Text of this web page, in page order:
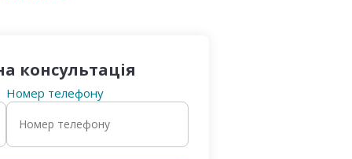
консультація
Номер телефону